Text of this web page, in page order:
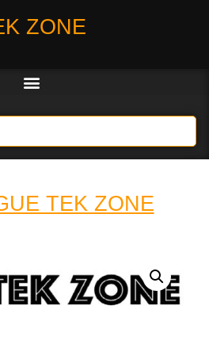
ZONE
TEK ZONE